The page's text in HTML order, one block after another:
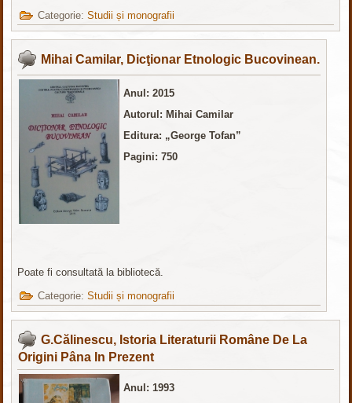
Categorie:Studii și monografii
Mihai Camilar, Dicţionar Etnologic Bucovinean.
Anul: 2015
Autorul: Mihai Camilar
Editura: „George Tofan”
Pagini: 750
Poate fi consultată la bibliotecă.
Categorie:Studii și monografii
G.Călinescu, Istoria Literaturii Române De La
Origini Pâna In Prezent
Anul: 1993